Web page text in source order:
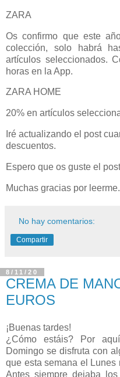
ZARA
Os confirmo que este
colección, solo habrá
artículos seleccionados.
horas en la App.
ZARA HOME
20% en artículos
Iré actualizando el post
descuentos.
Espero que os guste el
Muchas gracias por leerme.
No hay comentarios:
Compartir
8/11/20
CREMA DE
EUROS
¡Buenas tardes!
¿Cómo estáis? Por
Domingo se disfruta con
que esta semana el Lunes
Antes siempre dejaba